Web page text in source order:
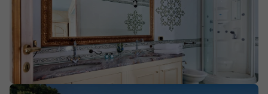
Área de Cliente
Agências